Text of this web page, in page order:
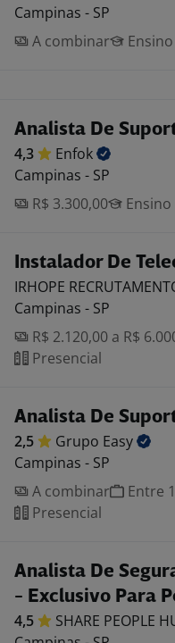
Campinas - SP
A combinar
Analista De
4,3
Enfok
Campinas - SP
R$ 3.300,00
Instalador De
IRHOPE
Campinas - SP
R$ 2.120,00 a R$
Presencial
Analista De
2,5 Grupo Easy
Campinas - SP
A combinar
Entre
Presencial
Analista De
- Exclusivo Para
4,5 SHARE PEOPLE